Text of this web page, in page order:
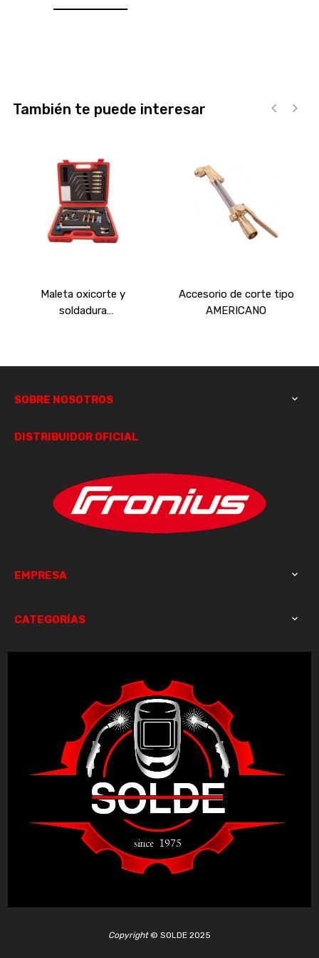
También te puede interesar
Maleta oxicorte y
soldadura
Accesorio de corte tipo
AMERICANO
SOBRE NOSOTROS 
DISTRIBUIDOR OFICIAL
EMPRESA 
CATEGORÍAS 
Copyright© SOLDE 2025